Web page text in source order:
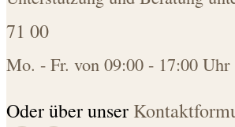
71 00
Mo. - Fr. von 09:00 - 17:00 Uhr
Oder über unser